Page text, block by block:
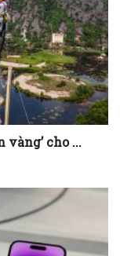
vàng’ cho ...